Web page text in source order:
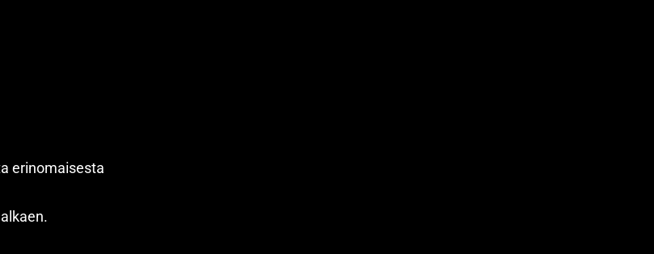
erinomaisesta